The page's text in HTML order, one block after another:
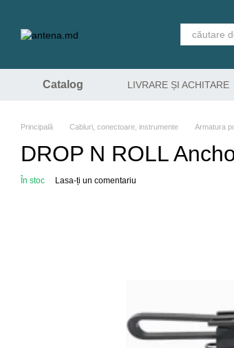
Catalog LIVRARE ȘI ACHITARE
Principală Cabluri, conectoare, instrumente Armatura
DROP N ROLL
În stoc Lasa-ți un comentariu